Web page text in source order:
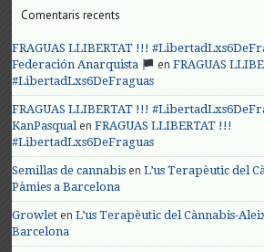
Comentaris recents
FRAGUAS LLIBERTAT !!!
Federación Anarquista
enFRAGUAS
#LibertadLxs6DeFraguas
FRAGUAS LLIBERTAT !!!
KanPasqualenFRAGUAS LLIBERTAT !!!
#LibertadLxs6DeFraguas
Semillas de cannabis enL’us Terapèutic del
Pàmies a Barcelona
Growlet enL’us Terapèutic del Cànnabis-
Barcelona